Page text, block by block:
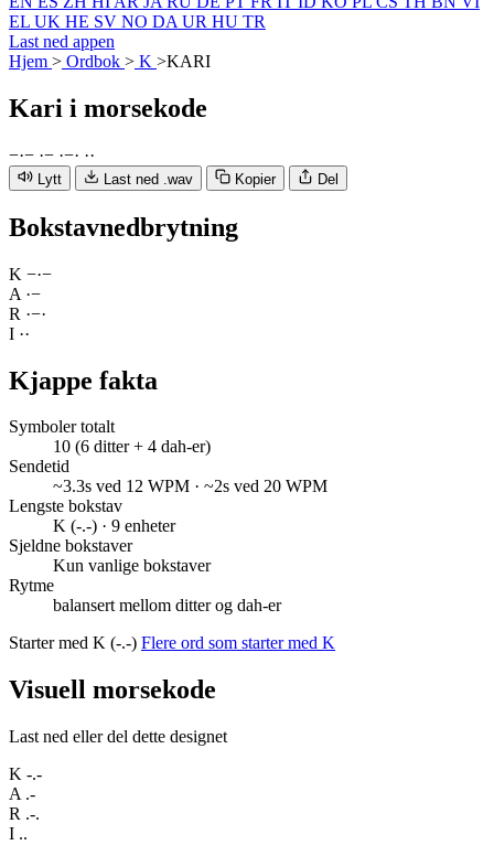
EL UK HE SV NO DA UR HU TR
Last ned appen
Hjem > Ordbok > K >KARI
Kari i morsekode
−·− ·− ·−· ··
Lytt Last ned .wav Kopier Del
Bokstavnedbrytning
K −·−
A ·−
R ·−·
I ··
Kjappe fakta
Symboler totalt
10 (6 ditter + 4 dah-er)
Sendetid
~3.3s ved 12 WPM · ~2s ved 20 WPM
Lengste bokstav
K (-.-) · 9 enheter
Sjeldne bokstaver
Kun vanlige bokstaver
Rytme
balansert mellom ditter og dah-er
Starter med K (-.-) Flere ord som starter med K
Visuell morsekode
Last ned eller del dette designet
K -.-
A .-
R .-.
I ..